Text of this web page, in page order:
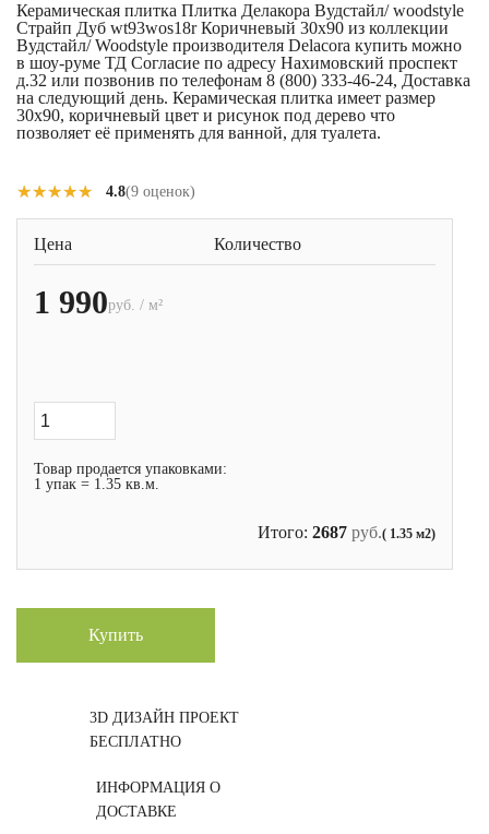
Керамическая плитка Плитка Делакора Вудстайл/ woodstyle
Страйп Дуб wt93wos18r Коричневый 30x90 из коллекции
Вудстайл/ Woodstyle производителя Delacora купить можно
в шоу-руме ТД Согласие по адресу Нахимовский проспект
д.32 или позвонив по телефонам 8 (800) 333-46-24, Доставка
на следующий день. Керамическая плитка имеет размер
30x90, коричневый цвет и рисунок под дерево что
позволяет её применять для ванной, для туалета.
★★★★★
★★★★★ 4.8(9 оценок)
Цена Количество
1 990руб. / м²
Товар продается упаковками:
1 упак = 1.35 кв.м.
Итого: 2687 руб.( 1.35 м2)
Купить
3D ДИЗАЙН ПРОЕКТ
БЕСПЛАТНО
ИНФОРМАЦИЯ О
ДОСТАВКЕ